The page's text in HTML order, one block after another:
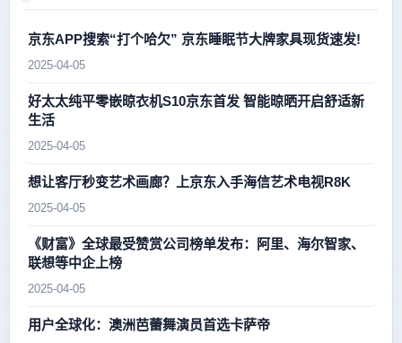
京东APP搜索“打个哈欠” 京东睡眠节大牌家具现货速发!
2025-04-05
好太太纯平零嵌晾衣机S10京东首发 智能晾晒开启舒适新
生活
2025-04-05
想让客厅秒变艺术画廊？上京东入手海信艺术电视R8K
2025-04-05
《财富》全球最受赞赏公司榜单发布：阿里、海尔智家、
联想等中企上榜
2025-04-05
用户全球化：澳洲芭蕾舞演员首选卡萨帝